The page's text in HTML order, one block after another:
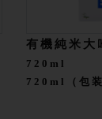
有機純米大
720ml
720ml（包装